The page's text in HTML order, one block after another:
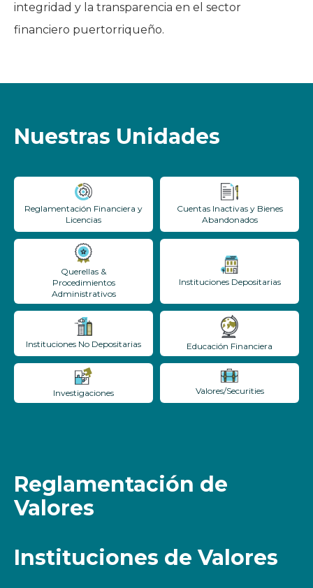
integridad y la transparencia en el sector
financiero puertorriqueño.
Nuestras Unidades
Reglamentación Financiera y
Licencias
Cuentas Inactivas y Bienes
Abandonados
Querellas &
Procedimientos
Administrativos
Instituciones Depositarias
Instituciones No Depositarias Educación Financiera
Investigaciones Valores/Securities
Reglamentación de
Valores
Instituciones de Valores